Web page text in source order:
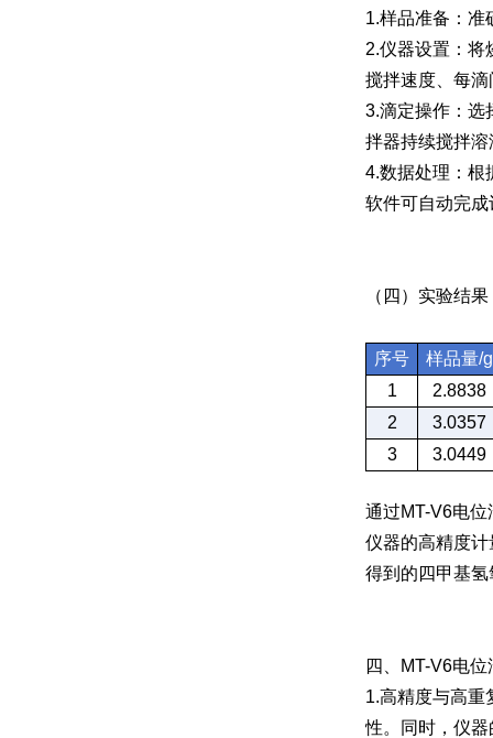
1.样品准备：准
2.仪器设置：将
搅拌速度、每
3.滴定操作：选
拌器持续搅拌
4.数据处理：根
软件可自动完
（四）实验结果
序号
样品量/g
1
2.8838
2
3.0357
3
3.0449
通过MT-V6电
仪器的高精度
得到的四甲基
四、MT-V6电
1.高精度与高重
性。同时，仪